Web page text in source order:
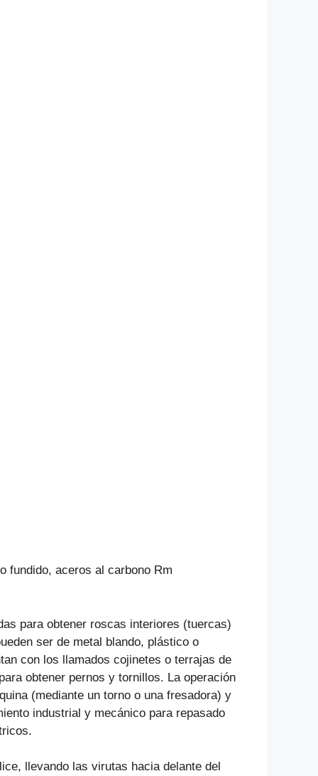
fundido, aceros al carbono Rm
para obtener roscas interiores (tuercas)
ser de metal blando, plástico o
con los llamados cojinetes o terrajas de
obtener pernos y tornillos. La operación
(mediante un torno o una fresadora) y
industrial y mecánico para repasado
llevando las virutas hacia delante del